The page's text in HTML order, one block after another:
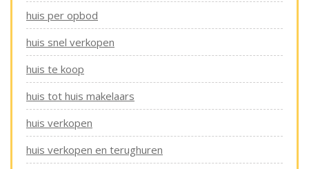
huis per opbod
huis snel verkopen
huis te koop
huis tot huis makelaars
huis verkopen
huis verkopen en terughuren